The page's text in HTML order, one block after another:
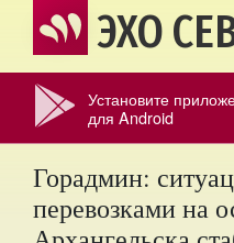
ЭХО
Установите
для Android
Горадмин:
перевозками на